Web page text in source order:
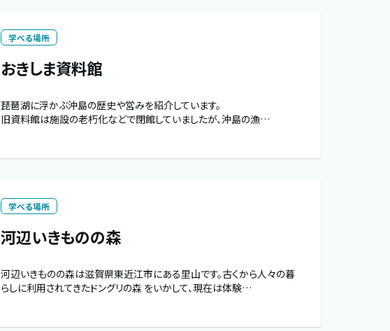
学べる場所
おきしま資料館
琵琶湖に浮かぶ沖島の歴史や営みを紹介しています。
旧資料館は施設の老朽化などで閉館していましたが、沖島の漁…
学べる場所
河辺いきものの森
河辺いきものの森は滋賀県東近江市にある里山です。古くから人々の暮
らしに利用されてきたドングリの森 をいかして、現在は体験…